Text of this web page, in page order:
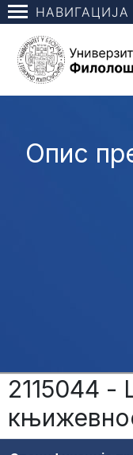
НАВИГАЦИЈА
Опис
2115044 -